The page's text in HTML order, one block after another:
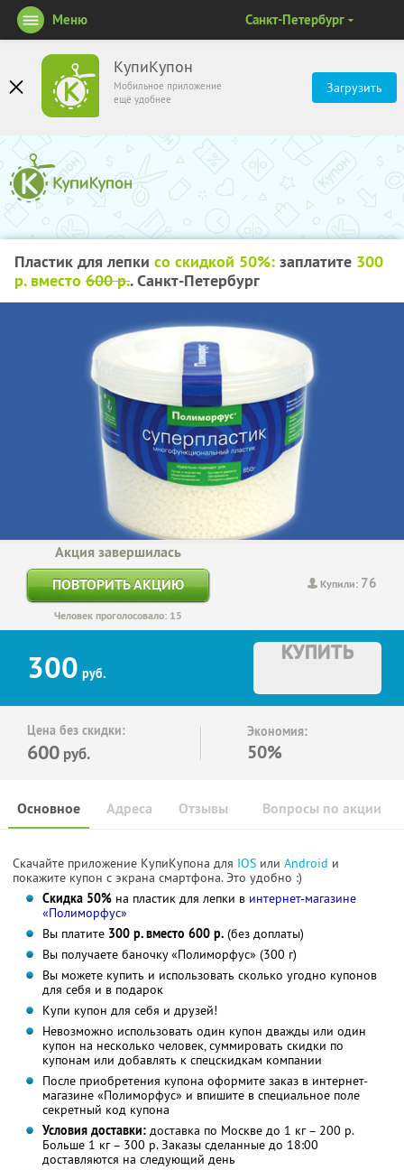
КупиКупон
Мобильное приложение
ещё удобнее
Загрузить
Меню Санкт-Петербург
Пластик для лепки со скидкой 50%: заплатите 300
р. вместо 600 р.. Санкт-Петербург
Купили: 76
Акция завершилась
ПОВТОРИТЬ АКЦИЮ
Человек проголосовало: 15
300 руб.
КУПИТЬ
Цена без скидки:
600 руб.
Экономия:
50%
Основное Отзывы Вопросы по акции
Адреса
Скачайте приложение КупиКупона для IOS или Android и
покажите купон с экрана смартфона. Это удобно :)
Скидка 50% на пластик для лепки в интернет-магазине
«Полиморфус»
Вы платите 300 р. вместо 600 р. (без доплаты)
Вы получаете баночку «Полиморфус» (300 г)
Вы можете купить и использовать сколько угодно купонов
для себя и в подарок
Купи купон для себя и друзей!
Невозможно использовать один купон дважды или один
купон на несколько человек, суммировать скидки по
купонам или добавлять к спецскидкам компании
После приобретения купона оформите заказ в интернет-
магазине «Полиморфус» и впишите в специальное поле
секретный код купона
Условия доставки: доставка по Москве до 1 кг – 200 р.
Больше 1 кг – 300 р. Заказы сделанные до 18:00
доставляются на следующий день